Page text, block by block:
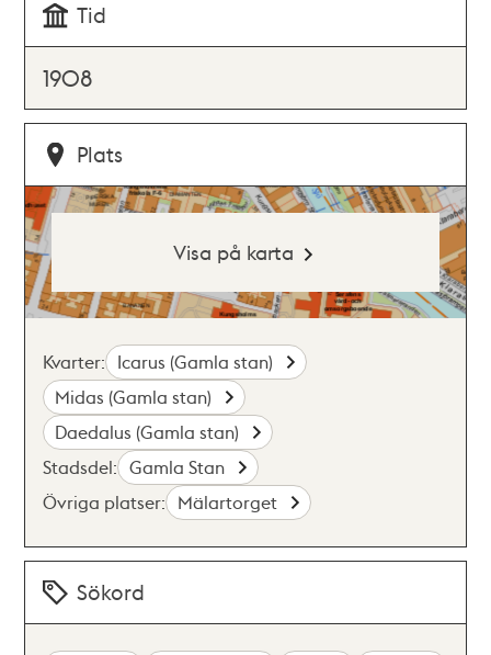
Tid
1908
Plats
Visa på karta
Kvarter: Icarus (Gamla stan)
Midas (Gamla stan)
Daedalus (Gamla stan)
Stadsdel: Gamla Stan
Övriga platser: Mälartorget
Sökord